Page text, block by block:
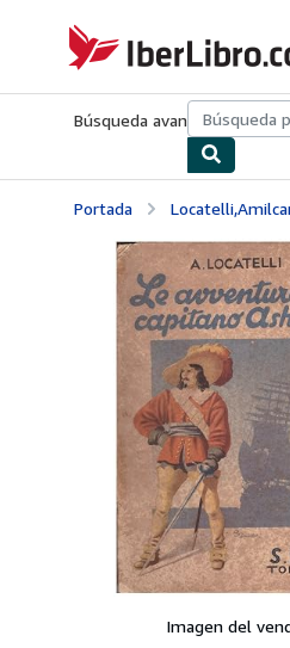
IberLibro.com
Búsqueda avanzada
Portada
Imagen del